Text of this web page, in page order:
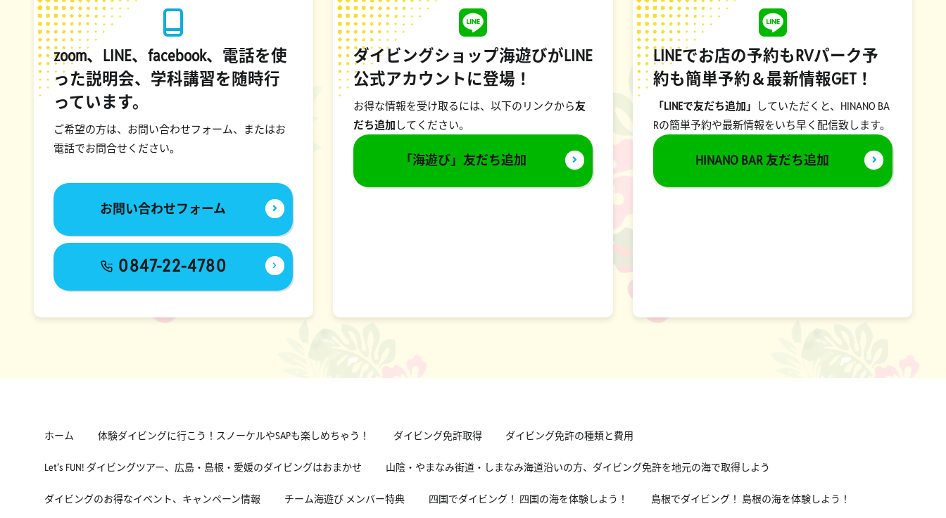
zoom、LINE、facebook、電話を使
った説明会、学科講習を随時行
っています。
ご希望の方は、お問い合わせフォーム、またはお
電話でお問合せください。
お問い合わせフォーム
0847-22-4780
ダイビングショップ海遊びがLINE
公式アカウントに登場！
お得な情報を受け取るには、以下のリンクから友
だち追加 してください。
「海遊び」友だち追加
LINEでお店の予約もRVパーク予
約も簡単予約＆最新情報GET！
「LINEで友だち追加」
していただくと、HINANO BA
Rの簡単予約や最新情報をいち早く配信致します。
HINANO BAR 友だち追加
ホーム 体験ダイビングに行こう！スノーケルやSAPも楽しめちゃう！ ダイビング免許取得 ダイビング免許の種類と費用
Let’s FUN! ダイビングツアー、広島・島根・愛媛のダイビングはおまかせ 山陰・やまなみ街道・しまなみ海道沿いの方、ダイビング免許を地元の海で取得しよう
ダイビングのお得なイベント、キャンペーン情報 チーム海遊び メンバー特典 四国でダイビング！ 四国の海を体験しよう！ 島根でダイビング！ 島根の海を体験しよう！